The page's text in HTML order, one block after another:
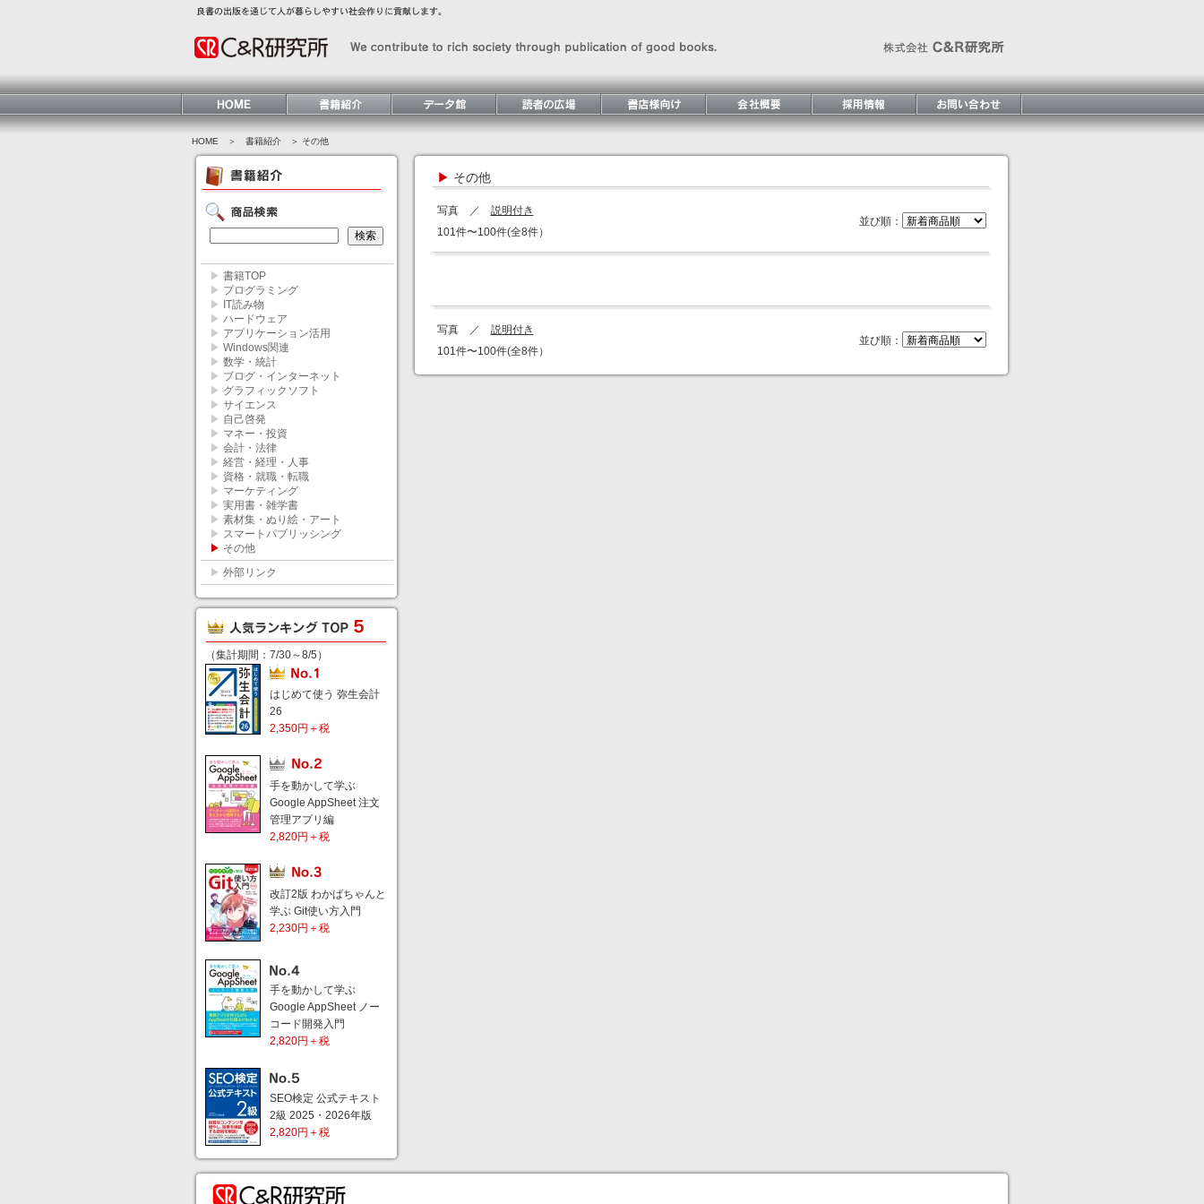
HOME ＞ 書籍紹介 ＞ その他
▶ 書籍TOP
▶ プログラミング
▶
IT読み物
▶ ハードウェア
▶ アプリケーション活用
▶ Windows関連
▶ 数学・統計
▶ ブログ・インターネット
▶ グラフィックソフト
▶ サイエンス
▶ 自己啓発
▶ マネー・投資
▶ 会計・法律
▶ 経営・経理・人事
▶ 資格・就職・転職
▶ マーケティング
▶ 実用書・雑学書
▶ 素材集・ぬり絵・アート
▶ スマートパブリッシング
▶ その他
▶ 外部リンク
（集計期間：7/30～8/5）
はじめて使う 弥生会計
26
2,350円＋税
手を動かして学ぶ
Google AppSheet 注文
管理アプリ編
2,820円＋税
改訂2版 わかばちゃんと
学ぶ Git使い方入門
2,230円＋税
手を動かして学ぶ
Google AppSheet ノー
コード開発入門
2,820円＋税
SEO検定 公式テキスト
2級 2025・2026年版
2,820円＋税
▶ その他
写真 ／ 説明付き
101件〜100件(全8件）
並び順：
写真 ／ 説明付き
101件〜100件(全8件）
並び順：